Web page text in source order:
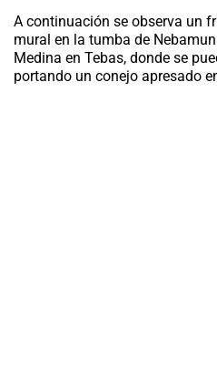
A continuación se observa un
mural en la tumba de
Medina en Tebas, donde se
portando un conejo apresado